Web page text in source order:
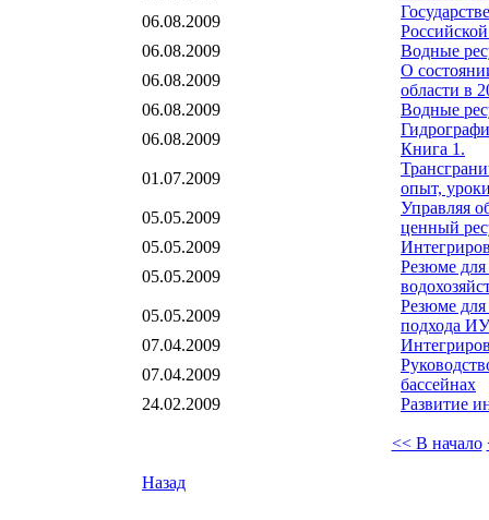
06.08.2009
06.08.2009
Водные
06.08.2009
О
области в
06.08.2009
Водные
06.08.2009
Книга 1.
01.07.2009
опыт,
05.05.2009
Управляя
ценный
05.05.2009
05.05.2009
Резюме
05.05.2009
Резюме
подхода
07.04.2009
07.04.2009
бассейнах
24.02.2009
Развитие
<< В начало
Назад